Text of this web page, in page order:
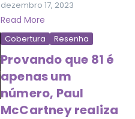
dezembro 17, 2023
Read More
Cobertura Resenha
Provando que 81 é
apenas um
número, Paul
McCartney realiza